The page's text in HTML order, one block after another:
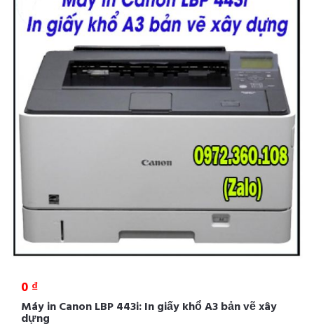
0 ₫
Máy in Canon LBP 443i: In giấy khổ A3 bản vẽ xây
dựng